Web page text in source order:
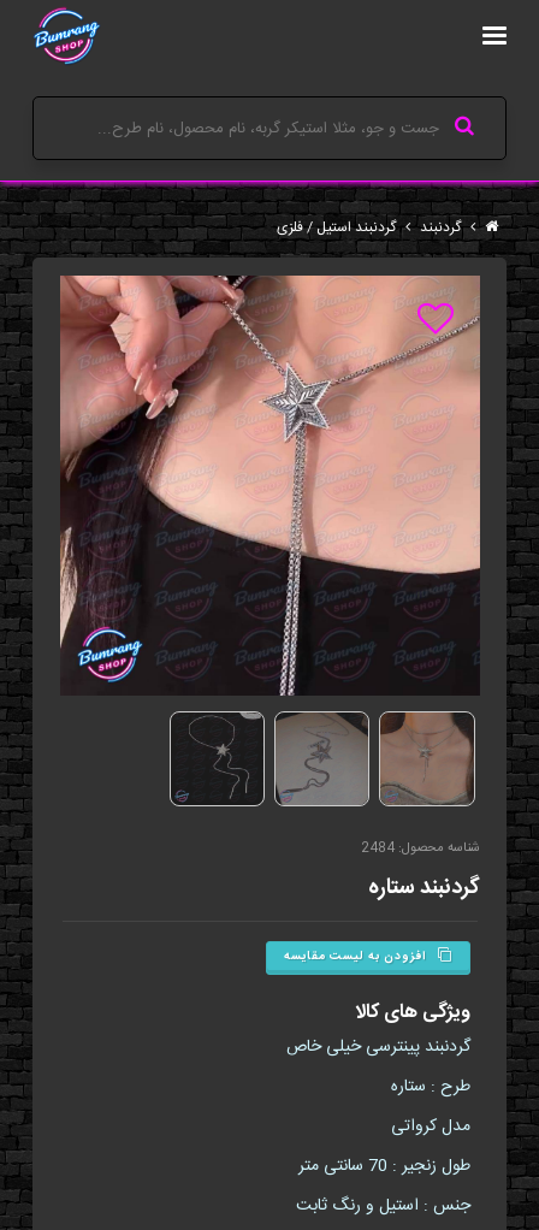
گردنبند گردنبند استیل / فلزی
شناسه محصول: 2484
گردنبند ستاره
افزودن به لیست مقایسه
ویژگی های کالا
گردنبند پینترسی خیلی خاص
طرح : ستاره
مدل کرواتی
طول زنجیر : 70 سانتی متر
جنس : استیل و رنگ ثابت